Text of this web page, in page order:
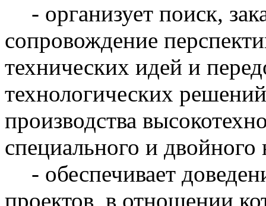
- организует поиск,
сопровождение
технических идей и
технологических
производства
специального и двойного
- обеспечивает
проектов, в отношении